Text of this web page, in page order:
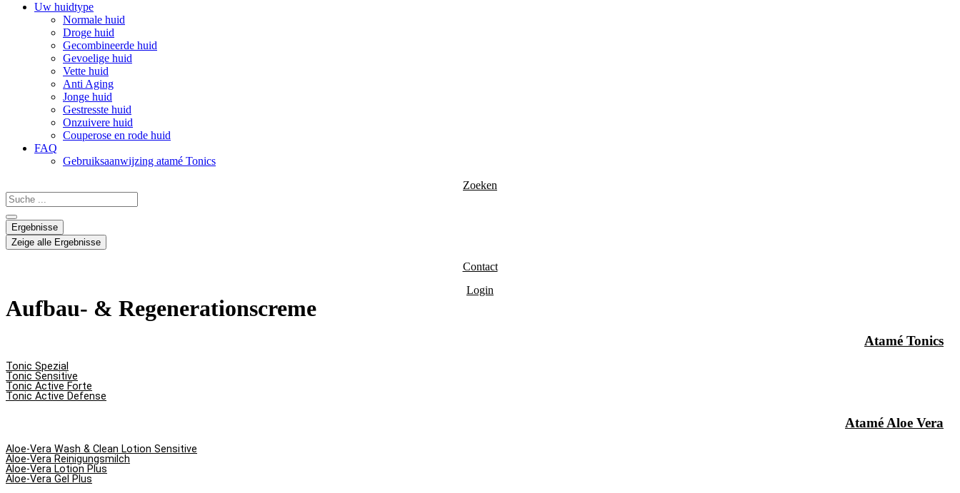
Uw huidtype
Normale huid
Droge huid
Gecombineerde huid
Gevoelige huid
Vette huid
Anti Aging
Jonge huid
Gestresste huid
Onzuivere huid
Couperose en rode huid
FAQ
Gebruiksaanwijzing atamé Tonics
Zoeken
Search
...
Ergebnisse
Zeige alle Ergebnisse
Contact
Login
Aufbau- & Regenerationscreme
Atamé Tonics
Tonic Spezial
Tonic Sensitive
Tonic Active Forte
Tonic Active Defense
Atamé Aloe Vera
Aloe-Vera Wash & Clean Lotion Sensitive
Aloe-Vera Reinigungsmilch
Aloe-Vera Lotion Plus
Aloe-Vera Gel Plus